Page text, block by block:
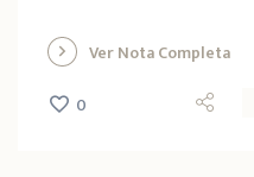
Ver Nota Completa
0